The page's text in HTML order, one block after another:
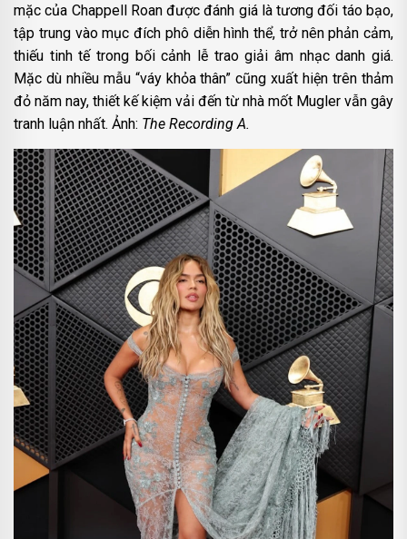
mặc của Chappell Roan được đánh giá là tương đối táo bạo,
tập trung vào mục đích phô diễn hình thể, trở nên phản cảm,
thiếu tinh tế trong bối cảnh lễ trao giải âm nhạc danh giá.
Mặc dù nhiều mẫu “váy khỏa thân” cũng xuất hiện trên thảm
đỏ năm nay, thiết kế kiệm vải đến từ nhà mốt Mugler vẫn gây
tranh luận nhất. Ảnh: The Recording A.